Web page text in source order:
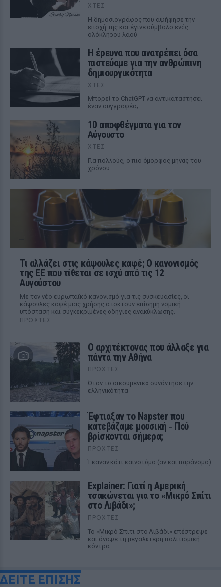
ΧΤΕΣ
Η δημοσιογράφος που αψήφησε την
εποχή της και έγινε σύμβολο ενός
ολόκληρου λαού
Η έρευνα που ανατρέπει όσα
πιστεύαμε για την ανθρώπινη
δημιουργικότητα
ΧΤΕΣ
Mπορεί το ChatGPT να αντικαταστήσει
έναν συγγραφέα;
10 αποφθέγματα για τον
Αύγουστο
ΧΤΕΣ
Για πολλούς, ο πιο όμορφος μήνας του
χρόνου
Τι αλλάζει στις κάψουλες καφέ; Ο κανονισμός
της ΕΕ που τίθεται σε ισχύ από τις 12
Αυγούστου
Με τον νέο ευρωπαϊκό κανονισμό για τις συσκευασίες, οι
κάψουλες καφέ μιας χρήσης αποκτούν επίσημη νομική
υπόσταση και συγκεκριμένες οδηγίες ανακύκλωσης.
ΠΡΟΧΤΈΣ
Ο αρχιτέκτονας που άλλαξε για
πάντα την Αθήνα
ΠΡΟΧΤΈΣ
Όταν το οικουμενικό συνάντησε την
ελληνικότητα
Έφτιαξαν το Napster που
κατεβάζαμε μουσική ‑ Πού
βρίσκονται σήμερα;
ΠΡΟΧΤΈΣ
Έκαναν κάτι καινοτόμο (αν και παράνομο)
Explainer: Γιατί η Αμερική
τσακώνεται για το «Μικρό Σπίτι
στο Λιβάδι»;
ΠΡΟΧΤΈΣ
Το «Μικρό Σπίτι στο Λιβάδι» επέστρεψε
και άναψε τη μεγαλύτερη πολιτισμική
κόντρα
ΔΕΙΤΕ ΕΠΙΣΗΣ